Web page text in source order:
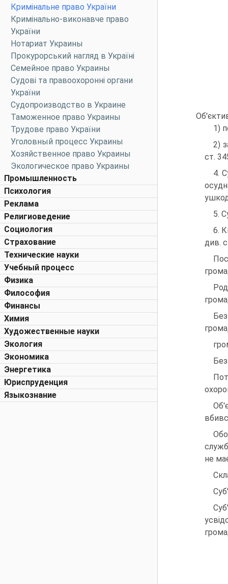
Кримінальне право України
Кримінально-виконавче право
України
Нотариат Украины
Прокурорський нагляд в Україні
Семейное право Украины
Судові та правоохоронні органи
України
Судопроизводство в Украине
Таможенное право Украины
Трудове право України
Уголовный процесс Украины
Хозяйственное право Украины
Экологическое право Украины
Промышленность
Психология
Реклама
Религиоведение
Социология
Страхование
Технические науки
Учебный процесс
Физика
Философия
Финансы
Химия
Художественные науки
Экология
Экономика
Энергетика
Юриспруденция
Языкознание
1)
2)
ст.
4.
5.
6.
див.
не